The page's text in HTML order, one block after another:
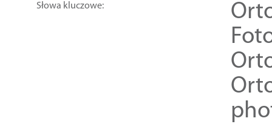
Słowa kluczowe: